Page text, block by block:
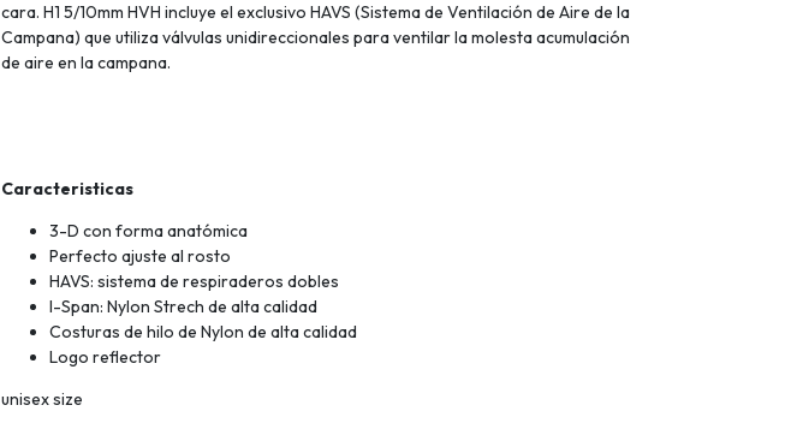
cara. H1 5/10mm HVH incluye el exclusivo HAVS (Sistema de Ventilación de Aire de la
Campana) que utiliza válvulas unidireccionales para ventilar la molesta acumulación
de aire en la campana.
Caracteristicas
3-D con forma anatómica
Perfecto ajuste al rosto
HAVS: sistema de respiraderos dobles
I-Span: Nylon Strech de alta calidad
Costuras de hilo de Nylon de alta calidad
Logo reflector
unisex size